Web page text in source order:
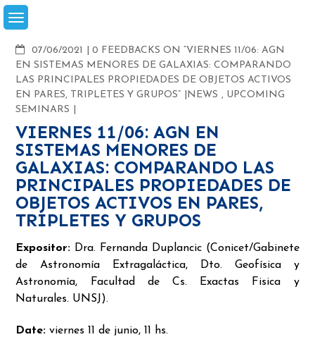
Skip
to
07/06/2021
COMMENTS
0 FEEDBACKS ON “VIERNES 11/06: AGN
EN SISTEMAS MENORES DE GALAXIAS: COMPARANDO
LAS PRINCIPALES PROPIEDADES DE OBJETOS ACTIVOS
EN PARES, TRIPLETES Y GRUPOS”
NEWS , UPCOMING
SEMINARS
VIERNES 11/06: AGN EN
SISTEMAS MENORES DE
GALAXIAS: COMPARANDO LAS
PRINCIPALES PROPIEDADES DE
OBJETOS ACTIVOS EN PARES,
TRIPLETES Y GRUPOS
Expositor: Dra. Fernanda Duplancic (Conicet/Gabinete
de Astronomía Extragaláctica, Dto. Geofísica y
Astronomía, Facultad de Cs. Exactas Fisica y
Naturales. UNSJ).
Date: viernes 11 de junio, 11 hs.